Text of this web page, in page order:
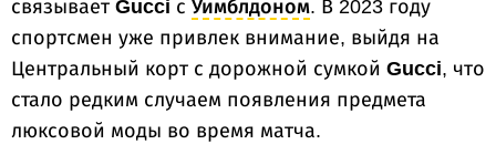
связывает Gucci с Уимблдоном. В 2023 году
спортсмен уже привлек внимание, выйдя на
Центральный корт с дорожной сумкой Gucci, что
стало редким случаем появления предмета
люксовой моды во время матча.